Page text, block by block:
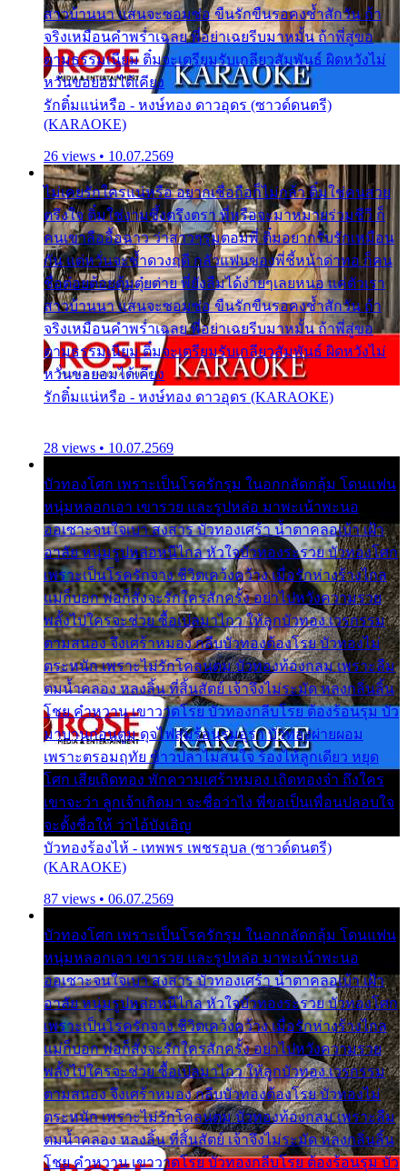
สาวบ้านนา แสนจะซอมซ่อ ขืนรักขืนรอคงช้ำสักวัน ถ้า
จริงเหมือนคำพร่ำเฉลย พี่อย่าเฉยรีบมาหมั้น ถ้าพี่สู่ขอ
ตามธรรมเนียม ติ๋มจะเตรียมรับเกลียวสัมพันธ์ ผิดหวังไม่
หวั่นขอยอมได้เคียง
รักติ๋มแน่หรือ - หงษ์ทอง ดาวอุดร (ซาวด์ดนตรี)
(KARAOKE)
26 views • 10.07.2569
ไม่เคยรักใครแน่หรือ อยากเชื่อถือก็ไม่กล้า ติ๋มใช่คนสวย
ตรึงใจ ติ๋มใช่งามซึ้งตรึงตรา พี่หรือจะมาหมายร่วมชีวี ก็
คนเขาลืออื้อฉาว ว่าสาวๆรุมตอมพี่ ติ๋มอยากรับรักเหมือน
กัน แต่หวั่นจะช้ำดวงฤดี กลัวแฟนของพี่ชี้หน้าด่าทอ ก็คน
ชื่อต๋อยต้อยตุ้มตุ๋ยต่าย พี่ยังลืมได้ง่ายๆเลยหนอ แค่ตัวเรา
สาวบ้านนา แสนจะซอมซ่อ ขืนรักขืนรอคงช้ำสักวัน ถ้า
จริงเหมือนคำพร่ำเฉลย พี่อย่าเฉยรีบมาหมั้น ถ้าพี่สู่ขอ
ตามธรรมเนียม ติ๋มจะเตรียมรับเกลียวสัมพันธ์ ผิดหวังไม่
หวั่นขอยอมได้เคียง
รักติ๋มแน่หรือ - หงษ์ทอง ดาวอุดร (KARAOKE)
28 views • 10.07.2569
บัวทองโศก เพราะเป็นโรครักรุม ในอกกลัดกลุ้ม โดนแฟน
หนุ่มหลอกเอา เขารวย และรูปหล่อ มาพะเน้าพะนอ
ออเซาะจนใจเบา สงสาร บัวทองเศร้า น้ำตาคลอเบ้า เฝ้า
อาลัย หนุ่มรูปหล่อหนีไกล หัวใจบัวทองระรวย บัวทองโศก
เพราะเป็นโรครักจาง ชีวิตเคว้งคว้าง เมื่อรักห่างร้างไกล
แม่ก็บอก พ่อก็สั่งจะรักใครสักครั้ง อย่าไปหวังความรวย
พลั้งไปใครจะช่วย ซื้อเปลมาไกว ให้ลูกบัวทอง เวรกรรม
ตามสนอง จึงเศร้าหมอง กลีบบัวทองต้องโรย บัวทองไม่
ตระหนัก เพราะไม่รักโคลนตม บัวทองท้องกลม เพราะลืม
ตมน้ำคลอง หลงลิ้น ที่สิ้นสัตย์ เจ้าจึงไม่ระมัด หลงกลิ่นลิ้น
โชย คำหวาน เขาวาดโรย บัวทองกลีบโรย ต้องร้อนรุม บัว
มาบานก่อนตูม ดุจไฟสุมร้อนรุมอุรา บัวทองผ่ายผอม
เพราะตรอมฤทัย ข้าวปลาไม่สนใจ ร้องไห้ลูกเดียว หยุด
โศก เสียเถิดทอง พักความเศร้าหมอง เถิดทองจ๋า ถึงใคร
เขาจะว่า ลูกเจ้าเกิดมา จะชื่อว่าไง พี่ขอเป็นเพื่อนปลอบใจ
จะตั้งชื่อให้ ว่าไอ้บังเอิญ
บัวทองร้องไห้ - เทพพร เพชรอุบล (ซาวด์ดนตรี)
(KARAOKE)
87 views • 06.07.2569
บัวทองโศก เพราะเป็นโรครักรุม ในอกกลัดกลุ้ม โดนแฟน
หนุ่มหลอกเอา เขารวย และรูปหล่อ มาพะเน้าพะนอ
ออเซาะจนใจเบา สงสาร บัวทองเศร้า น้ำตาคลอเบ้า เฝ้า
อาลัย หนุ่มรูปหล่อหนีไกล หัวใจบัวทองระรวย บัวทองโศก
เพราะเป็นโรครักจาง ชีวิตเคว้งคว้าง เมื่อรักห่างร้างไกล
แม่ก็บอก พ่อก็สั่งจะรักใครสักครั้ง อย่าไปหวังความรวย
พลั้งไปใครจะช่วย ซื้อเปลมาไกว ให้ลูกบัวทอง เวรกรรม
ตามสนอง จึงเศร้าหมอง กลีบบัวทองต้องโรย บัวทองไม่
ตระหนัก เพราะไม่รักโคลนตม บัวทองท้องกลม เพราะลืม
ตมน้ำคลอง หลงลิ้น ที่สิ้นสัตย์ เจ้าจึงไม่ระมัด หลงกลิ่นลิ้น
โชย คำหวาน เขาวาดโรย บัวทองกลีบโรย ต้องร้อนรุม บัว